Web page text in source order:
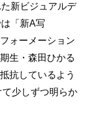
新ビジュアルデ
「新A写
ォーメーション
生・森田ひかる
抗しているよう
少しずつ明らか